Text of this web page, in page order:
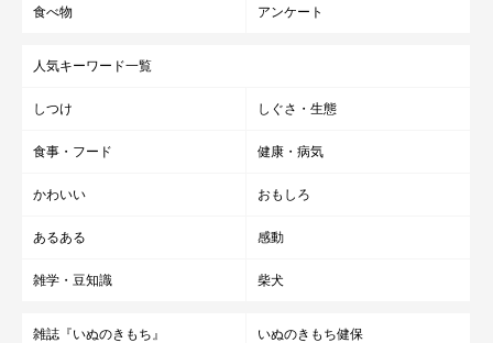
食べ物 アンケート
人気キーワード一覧
しつけ しぐさ・生態
食事・フード 健康・病気
かわいい おもしろ
あるある 感動
雑学・豆知識 柴犬
雑誌『いぬのきもち』 いぬのきもち健保